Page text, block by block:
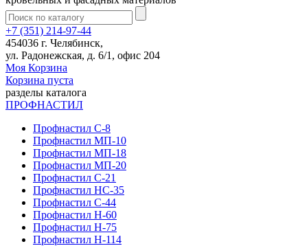
+7 (351) 214-97-44
454036 г. Челябинск,
ул. Радонежская, д. 6/1, офис 204
Моя Корзина
Корзина пуста
разделы каталога
ПРОФНАСТИЛ
Профнастил С-8
Профнастил МП-10
Профнастил МП-18
Профнастил МП-20
Профнастил С-21
Профнастил НС-35
Профнастил С-44
Профнастил Н-60
Профнастил Н-75
Профнастил Н-114